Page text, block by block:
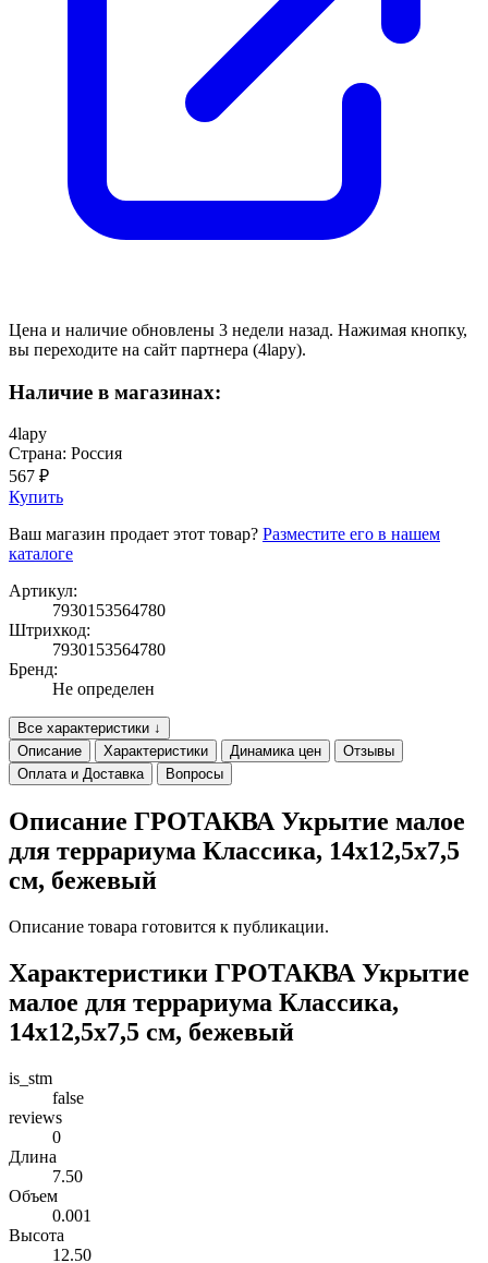
Цена и наличие обновлены 3 недели назад. Нажимая кнопку,
вы переходите на сайт партнера (4lapy).
Наличие в магазинах:
4lapy
Страна: Россия
567 ₽
Купить
Ваш магазин продает этот товар? Разместите его в нашем
каталоге
Артикул:
7930153564780
Штрихкод:
7930153564780
Бренд:
Не определен
Все характеристики ↓
Описание
Характеристики Динамика цен
Отзывы
Оплата и Доставка
Вопросы
Описание ГРОТАКВА Укрытие малое
для террариума Классика, 14х12,5х7,5
см, бежевый
Описание товара готовится к публикации.
Характеристики ГРОТАКВА Укрытие
малое для террариума Классика,
14х12,5х7,5 см, бежевый
is_stm
false
reviews
0
Длина
7.50
Объем
0.001
Высота
12.50